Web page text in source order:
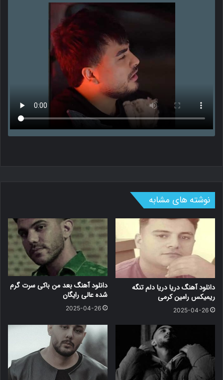
نوشته های مشابه
دانلود آهنگ دریا دریا دلم تنگه
ریمیکس رامین کرمی
2025-04-26
دانلود آهنگ بعد من باکی سرت گرم
شده عالی رایگان
2025-04-26